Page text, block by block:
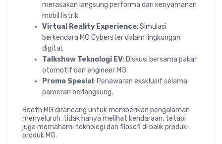
merasakan langsung performa dan kenyamanan
mobil listrik.
Virtual Reality Experience: Simulasi
berkendara MG Cyberster dalam lingkungan
digital.
Talkshow Teknologi EV: Diskusi bersama pakar
otomotif dan engineer MG.
Promo Spesial : Penawaran eksklusif selama
pameran berlangsung.
Booth MG dirancang untuk memberikan pengalaman
menyeluruh, tidak hanya melihat kendaraan, tetapi
juga memahami teknologi dan filosofi di balik produk-
produk MG.